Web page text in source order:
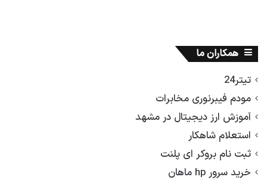
همکاران ما
تیتر24
مودم فیبرنوری مخابرات
آموزش ارز دیجیتال در مشهد
استعلام شاهکار
ثبت نام بروکر ای پلنت
خرید سرور hp ماهان